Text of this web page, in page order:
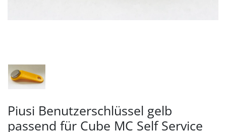
Piusi Benutzerschlüssel gelb
passend für Cube MC Self Service